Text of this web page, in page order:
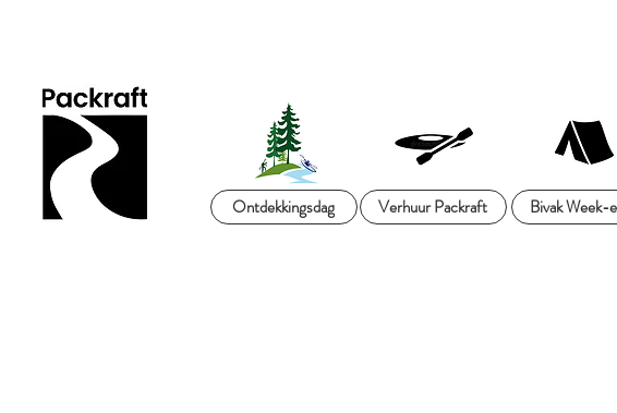
Ontdekkingsdag Verhuur Packraft Bivak Week-